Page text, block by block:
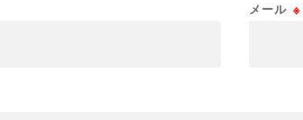
メール ※